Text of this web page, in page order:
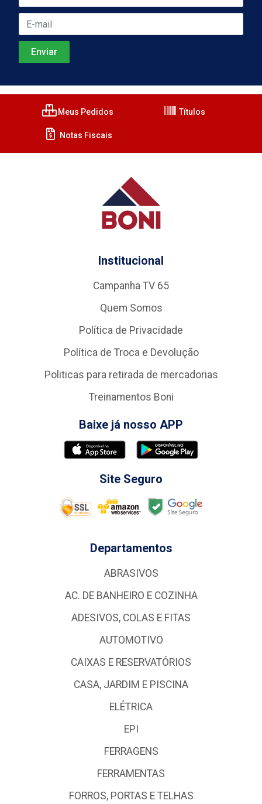
Meus Pedidos Títulos
Notas Fiscais
Institucional
Campanha TV 65
Quem Somos
Política de Privacidade
Política de Troca e Devolução
Politicas para retirada de mercadorias
Treinamentos Boni
Baixe já nosso APP
Site Seguro
Departamentos
ABRASIVOS
AC. DE BANHEIRO E COZINHA
ADESIVOS, COLAS E FITAS
AUTOMOTIVO
CAIXAS E RESERVATÓRIOS
CASA, JARDIM E PISCINA
ELÉTRICA
EPI
FERRAGENS
FERRAMENTAS
FORROS, PORTAS E TELHAS